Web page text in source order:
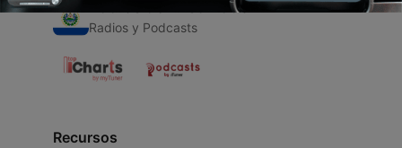
Radios de El Salvador
Radios y Podcasts
Recursos